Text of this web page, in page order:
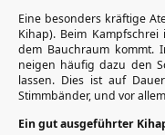
Eine besonders kräftige
Kihap). Beim
dem Bauchraum kommt.
neigen häufig dazu den
lassen. Dies ist auf
Stimmbänder, und vor
Ein gut ausgeführter